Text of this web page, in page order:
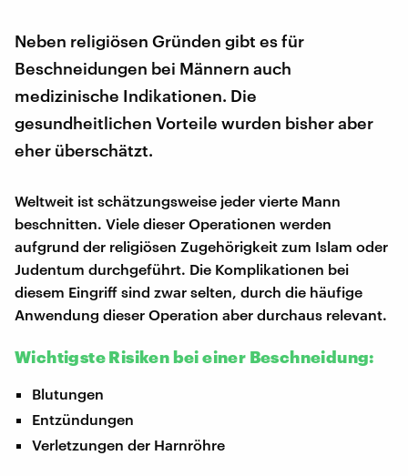
Neben religiösen Gründen gibt es für
Beschneidungen bei Männern auch
medizinische Indikationen. Die
gesundheitlichen Vorteile wurden bisher aber
eher überschätzt.
Weltweit ist schätzungsweise jeder vierte Mann
beschnitten. Viele dieser Operationen werden
aufgrund der religiösen Zugehörigkeit zum Islam oder
Judentum durchgeführt. Die Komplikationen bei
diesem Eingriff sind zwar selten, durch die häufige
Anwendung dieser Operation aber durchaus relevant.
Wichtigste Risiken bei einer Beschneidung:
Blutungen
Entzündungen
Verletzungen der Harnröhre